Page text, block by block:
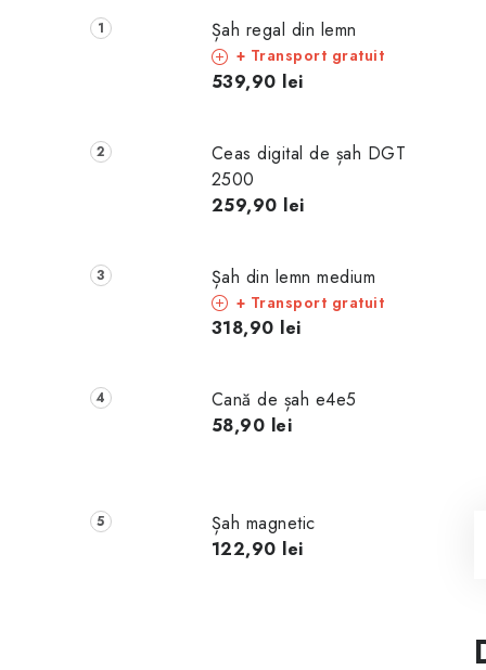
Șah regal din lemn
+ Transport gratuit
539,90 lei
Ceas digital de șah DGT
2500
259,90 lei
Șah din lemn medium
+ Transport gratuit
318,90 lei
Cană de șah e4e5
58,90 lei
Șah magnetic
122,90 lei